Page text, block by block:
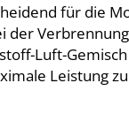
für die
der
Luft-
Leistung